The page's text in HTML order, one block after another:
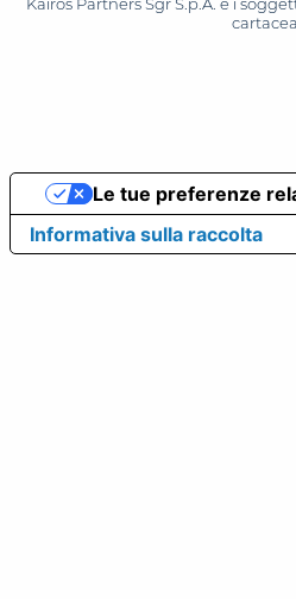
cartacea.
Informativa sulla raccolta
Le tue preferenze